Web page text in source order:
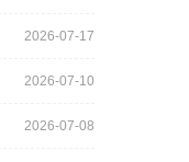
2026-07-17
2026-07-10
2026-07-08